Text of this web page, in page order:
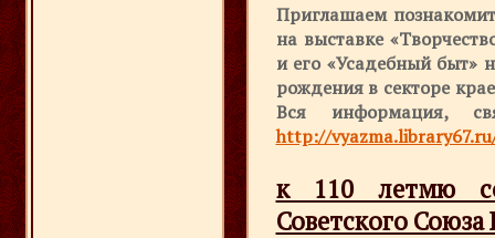
Приглашаем
на выставке
и его «Усадебный быт»
рождения в секторе
Вся информация,
http://
к 110 летмю
Советского Союза